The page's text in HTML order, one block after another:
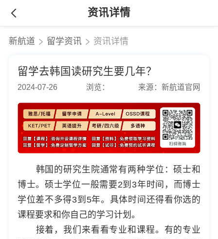
资讯详情
新航道 留学资讯 资讯详情
留学去韩国读研究生要几年？
2024-07-26 浏览： 来源：新航道官网
韩国的研究生院通常有两种学位：硕士和
博士。硕士学位一般需要2到3年时间，而博士
学位差不多得3到5年。具体时间还得看你选的
课程要求和你自己的学习计划。
接着，我们来看看专业和课程。有的专业